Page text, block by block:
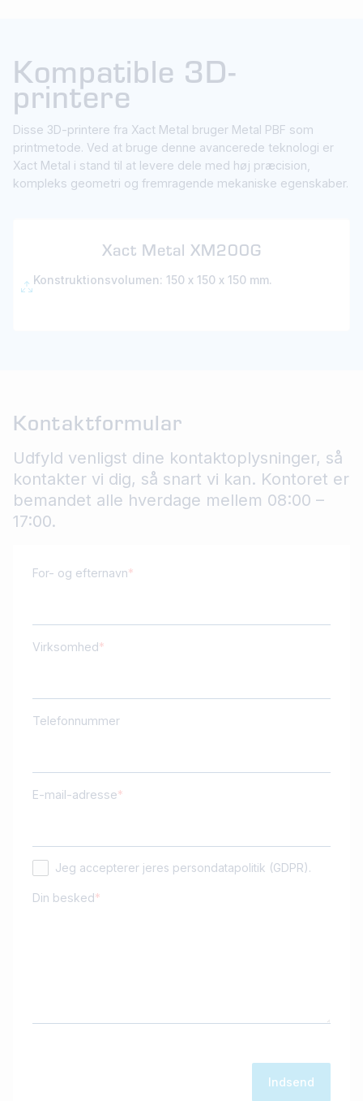
Kompatible 3D-
printere
Disse 3D-printere fra Xact Metal bruger Metal PBF som
printmetode. Ved at bruge denne avancerede teknologi er
Xact Metal i stand til at levere dele med høj præcision,
kompleks geometri og fremragende mekaniske egenskaber.
Xact Metal XM200G
Konstruktionsvolumen: 150 x 150 x 150 mm.
Kontaktformular
Udfyld venligst dine kontaktoplysninger, så
kontakter vi dig, så snart vi kan. Kontoret er
bemandet alle hverdage mellem 08:00 –
17:00.
For- og efternavn
Virksomhed
Telefonnummer
E-mail-adresse
Jeg accepterer jeres persondatapolitik (GDPR).
Din besked